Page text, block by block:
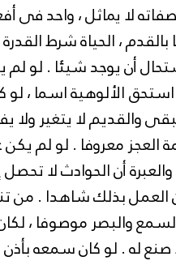
لا يماثل ، واحد فى
، الحياة شرط
أن يوجد شيئا . لو لم
الألوهية اسما ، لو
والقديم لا يتغير
معروفا . لو لم يكن
أن الحوادث لا
العمل بذلك شاهدا . من
والبصر موصوفا ،
صنع له . لو كان سمعه